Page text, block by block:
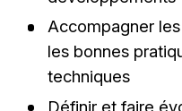
Accompagner
les bonnes
techniques
Définir et faire